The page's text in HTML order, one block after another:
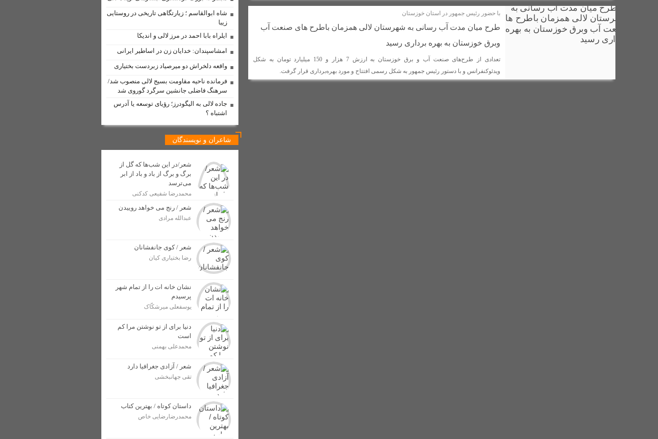
مراسم اهدای اسناد مالکیت منازل مسکونی شهروندان لالی برگزار شد پایان دهه‌ها معضل مالکیت منازل مسکونی؛ گام بزرگ برای سنددار شدن مردم لالی
رضا داوودی به عنوان مدیر جدید شرکت توزیع برق در شهرستان لالی منصوب شد /اعتراض فرماندار به انتصاب بدون هماهنگی
انتصاب فرمانده جدید نیروی انتظامی شهرستان لالی / عبدالرضا مردانی جانشین اسکندر بزرگمهری شد + تصاویر
آتش سوزی در مزارع شهرستان لالی؛ هیچ دستگاه اداری پای کار نبود + تصاویر فراخوان پانزدهمین سوگواره ملی دلنوشته‌های عاشورایی به میزبانی لالی منتشر شد
کسب رتبه بهترین اثر جشنواره رسانه ای “روایت مقاومت” توسط خبرنگار لالی
پیگیری مصوبه ستاد بحران خوزستان/لایروبی فاضلاب های شهری شهرستان لالی آغاز شد
برخورد قاطع با دلالان گندم در لالی؛ تضمین امنیت غذایی با هوشمندسازی
تعطیلی سه ماهه در شان مجلس نیست/ارتباط نماینده مجلس با مردم باید بیشتر از این باشد
برادران امیدوار، اولین جهانگردان ایرانی
برخورد قاطع دستگاه قضایی با هرگونه احتکار، گرانفروشی و اخلال در بازار / پلمپ چهار واحد صنفی در شهرستان لالی
کشف و امحای مزرعه کشت خشخاش در شهرستان لالی/تشکیل پرونده برای مجرمان
از دشت های لالی تا کوه های زاگرس/کنار، میوه پرطرفدار بهاری در خوزستان + عکس
اعلام آمادگی عشایر بختیاری شهرستان لالی برای دفاع از وطن در برابر دشمنان + عکس
با حضور رئیس جمهور در استان خوزستان
طرح میان مدت آب رسانی به شهرستان لالی همزمان باطرح های صنعت آب
وبرق خوزستان به بهره برداری رسید
تعدادی از طرح‌های صنعت آب و برق خوزستان به ارزش 7 هزار و 150 میلیارد تومان به شکل
ویدئوکنفرانس و با دستور رئیس جمهور به شکل رسمی افتتاح و مورد بهره‌برداری قرار گرفت.
شاه ابوالقاسم ؛ زیارتگاهی تاریخی در روستایی
زیبا
ایلراه بابا احمد در مرز لالی و اندیکا
امشاسپندان: خدایان زن در اساطیر ایرانی
واقعه دلخراش دو میرصیاد زبردست بختیاری
فرمانده ناحیه مقاومت بسیج لالی منصوب شد/
سرهنگ فاضلی جانشین سرگرد گوروی شد
جاده لالی به الیگودرز؛ رؤیای توسعه یا آدرس
اشتباه ؟
شاعران و نویسندگان
شعر/در این شب‌ها که گل از
برگ و برگ از باد و باد از ابر
می‌ترسد
محمدرضا شفیعی کدکنی
شعر / رنج می خواهد روییدن
عبدالله مرادی
شعر / کوی جانفشانان
رضا بختیاری کیان
نشان خانه ات را از تمام شهر
پرسیدم
یوسفعلی میرشکّاک
دنیا برای از تو نوشتن مرا کم
است
محمدعلی بهمنی
شعر / آزادی جغرافیا دارد
تقی جهانبخشی
داستان کوتاه / بهترین کتاب
محمدرضارضایی خاص